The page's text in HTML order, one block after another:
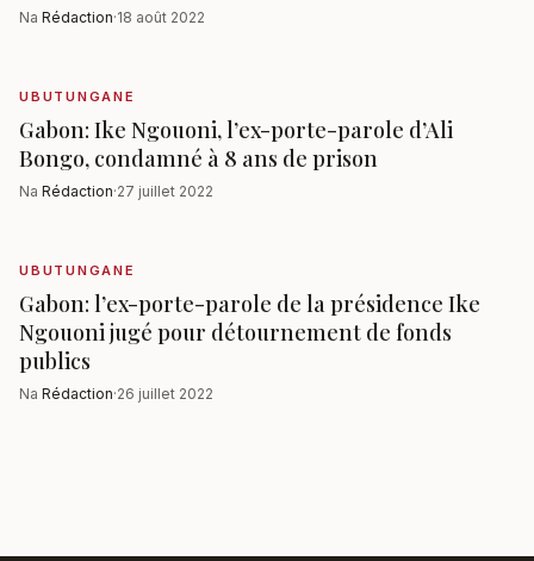
Na Rédaction·18 août 2022
UBUTUNGANE
Gabon: Ike Ngouoni, l’ex-porte-parole d’Ali
Bongo, condamné à 8 ans de prison
Na Rédaction·27 juillet 2022
UBUTUNGANE
Gabon: l’ex-porte-parole de la présidence Ike
Ngouoni jugé pour détournement de fonds
publics
Na Rédaction·26 juillet 2022